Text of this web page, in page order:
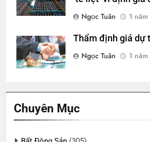
Ngọc Tuân
1
Thẩm định giá dự
Ngọc Tuân
1
Chuyên Mục